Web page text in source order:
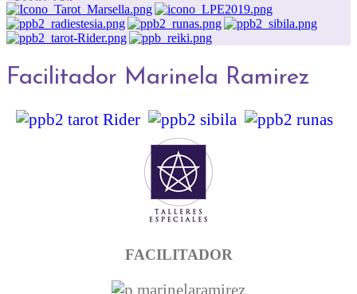
Facilitador Marinela Ramirez
FACILITADOR